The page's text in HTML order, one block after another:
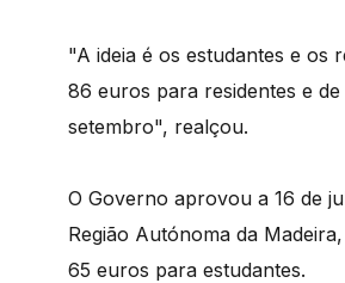
"A ideia é os estudantes e os
86 euros para residentes e
setembro", realçou.
O Governo aprovou a 16 de
Região Autónoma da
65 euros para estudantes.